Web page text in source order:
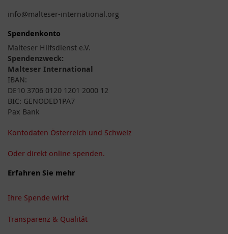
info@malteser-international.org
Spendenkonto
Malteser Hilfsdienst e.V.
Spendenzweck:
Malteser International
IBAN:
DE10 3706 0120 1201 2000 12
BIC: GENODED1PA7
Pax Bank
Kontodaten Österreich und Schweiz
Oder direkt online spenden.
Erfahren Sie mehr
Ihre Spende wirkt
Transparenz & Qualität